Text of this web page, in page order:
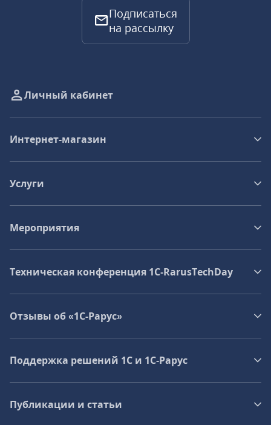
Подписаться
на рассылку
Личный кабинет
Интернет-магазин
Услуги
Мероприятия
Техническая конференция 1C‑RarusTechDay
Отзывы об «1С-Рарус»
Поддержка решений 1С и 1С‑Рарус
Публикации и статьи